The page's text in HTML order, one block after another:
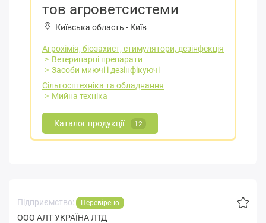
тов агроветсистеми
Київська область - Київ
Агрохімія, біозахист, стимулятори, дезінфекція
Ветеринарні препарати
Засоби миючі і дезінфікуючі
Сільгосптехніка та обладнання
Мийна техніка
Каталог продукції 12
Підприємство: Перевірено
ООО АЛТ УКРАЇНА ЛТД